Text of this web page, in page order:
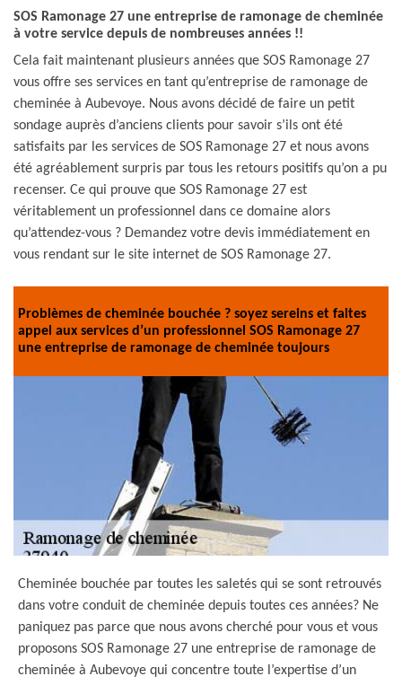
SOS Ramonage 27 une entreprise de ramonage de cheminée
à votre service depuis de nombreuses années !!
Cela fait maintenant plusieurs années que SOS Ramonage 27
vous offre ses services en tant qu’entreprise de ramonage de
cheminée à Aubevoye. Nous avons décidé de faire un petit
sondage auprès d’anciens clients pour savoir s’ils ont été
satisfaits par les services de SOS Ramonage 27 et nous avons
été agréablement surpris par tous les retours positifs qu’on a pu
recenser. Ce qui prouve que SOS Ramonage 27 est
véritablement un professionnel dans ce domaine alors
qu’attendez-vous ? Demandez votre devis immédiatement en
vous rendant sur le site internet de SOS Ramonage 27.
Problèmes de cheminée bouchée ? soyez sereins et faites
appel aux services d’un professionnel SOS Ramonage 27
une entreprise de ramonage de cheminée toujours
Cheminée bouchée par toutes les saletés qui se sont retrouvés
dans votre conduit de cheminée depuis toutes ces années? Ne
paniquez pas parce que nous avons cherché pour vous et vous
proposons SOS Ramonage 27 une entreprise de ramonage de
cheminée à Aubevoye qui concentre toute l’expertise d’un